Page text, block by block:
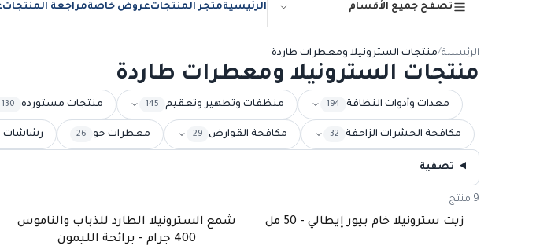
تصفح جميع الأقسام الرئيسيةمتجر المنتجاتعروض خاصةمراجعة المنتجات
الرئيسية/منتجات السترونيلا ومعطرات طاردة
منتجات السترونيلا ومعطرات طاردة
معدات وأدوات النظافة 194 منظفات وتطهير وتعقيم 145 منتجات مستورده 130
مكافحة الحشرات الزاحفة 32 مكافحة القوارض 29 معطرات جو 26 رشاشات
تصفية
9 منتج
زيت سترونيلا خام بيور إيطالي - 50 مل -
شمع السترونيلا الطارد للذباب والناموس
400 جرام - برائحة الليمون